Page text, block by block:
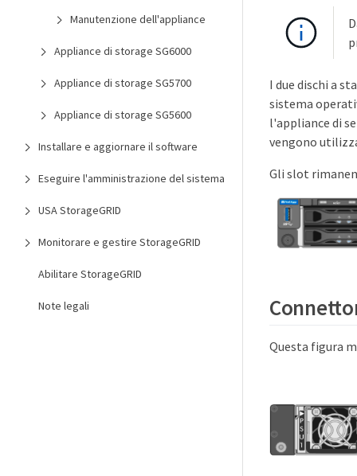
Manutenzione dell'appliance
Appliance di storage SG6000
Appliance di storage SG5700
Appliance di storage SG5600
Installare e aggiornare il software
Eseguire l'amministrazione del sistema
USA StorageGRID
Monitorare e gestire StorageGRID
Abilitare StorageGRID
Note legali
I due dischi a
sistema
l'appliance di
vengono
Gli slot
Questa figura